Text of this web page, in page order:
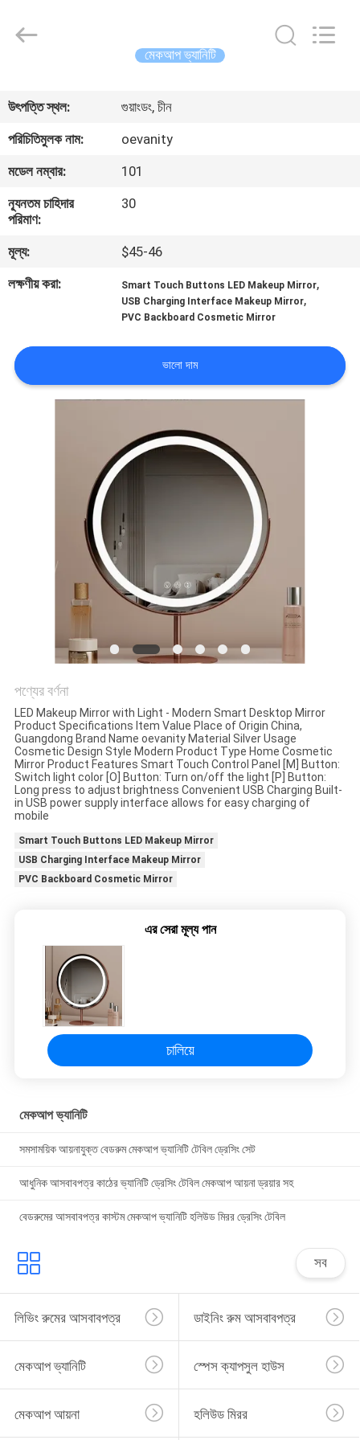
পণ্য
VR
প্রদর্শন
সম্পর্কে
কারখানা
ক্ষেত্রেই
উদ্ধৃতির
জন্য
আবেদন
SITEMAP
Furniture
মেকআপ ভ্যানিটি
উৎপত্তি স্থল:
গুয়াংডং, চীন
পরিচিতিমুলক নাম:
oevanity
মডেল নম্বার:
101
ন্যূনতম চাহিদার
পরিমাণ:
30
মূল্য:
$45-46
লক্ষণীয় করা:
Smart Touch Buttons LED Makeup Mirror,
USB Charging Interface Makeup Mirror,
PVC Backboard Cosmetic Mirror
ভালো দাম
পণ্যের বর্ণনা
LED Makeup Mirror with Light - Modern Smart Desktop Mirror
Product Specifications Item Value Place of Origin China,
Guangdong Brand Name oevanity Material Silver Usage
Cosmetic Design Style Modern Product Type Home Cosmetic
Mirror Product Features Smart Touch Control Panel [M] Button:
Switch light color [O] Button: Turn on/off the light [P] Button:
Long press to adjust brightness Convenient USB Charging Built-
in USB power supply interface allows for easy charging of
mobile
Smart Touch Buttons LED Makeup Mirror
USB Charging Interface Makeup Mirror
PVC Backboard Cosmetic Mirror
এর সেরা মূল্য পান
চালিয়ে
মেকআপ ভ্যানিটি
সমসাময়িক আয়নাযুক্ত বেডরুম মেকআপ ভ্যানিটি টেবিল ড্রেসিং সেট
আধুনিক আসবাবপত্র কাঠের ভ্যানিটি ড্রেসিং টেবিল মেকআপ আয়না ড্রয়ার সহ
বেডরুমের আসবাবপত্র কাস্টম মেকআপ ভ্যানিটি হলিউড মিরর ড্রেসিং টেবিল
সব
লিভিং রুমের আসবাবপত্র ডাইনিং রুম আসবাবপত্র
মেকআপ ভ্যানিটি স্পেস ক্যাপসুল হাউস
মেকআপ আয়না হলিউড মিরর